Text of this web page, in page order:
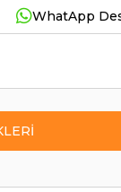
WhatApp